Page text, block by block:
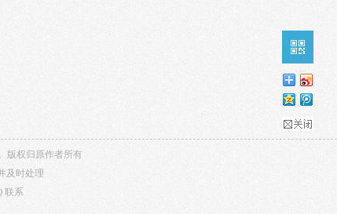
版权归原作者所有
及时处理
联系